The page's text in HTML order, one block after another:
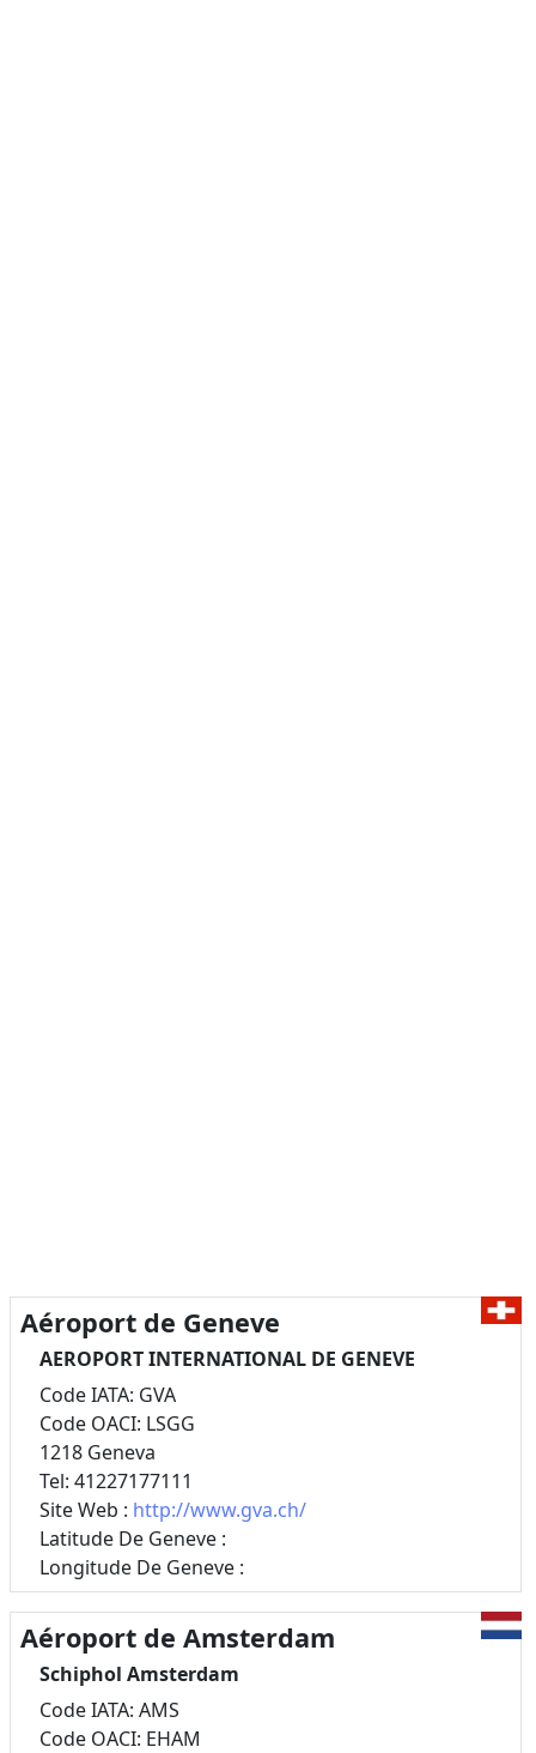
Aéroport de Geneve
AEROPORT INTERNATIONAL DE GENEVE
Code IATA: GVA
Code OACI: LSGG
1218 Geneva
Tel: 41227177111
Site Web : http://www.gva.ch/
Latitude De Geneve :
Longitude De Geneve :
Aéroport de Amsterdam
Schiphol Amsterdam
Code IATA: AMS
Code OACI: EHAM